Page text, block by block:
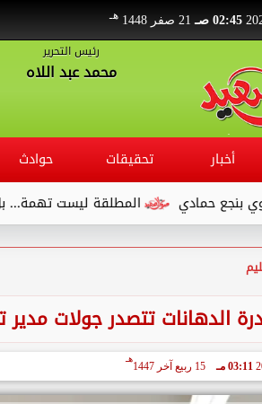
02:45 صـ 21 صفر 1448 هـ
رئيس التحرير
محمد عبد اللاه
أخبار تحقيقات حوادث
المطلقة ليست تهمة... بل بداية
الدهانات تتصدر جولات
03:11 مـ 15 ربيع آخر 1447
هـ